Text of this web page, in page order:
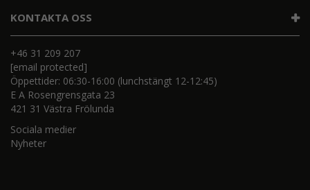
KONTAKTA OSS
+46 31 209 207
[email protected]
Öppettider: 06:30-16:00 (lunchstängt 12-12:45)
E A Rosengrensgata 23
421 31 Västra Frölunda
Sociala medier
Nyheter